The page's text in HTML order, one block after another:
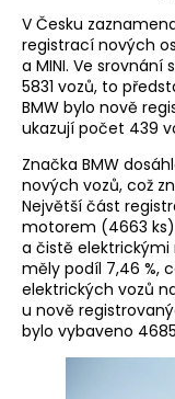
V Česku
registrací nových
a MINI. Ve
5831 vozů, to
BMW bylo nově
ukazují počet 439
Značka BMW
nových vozů, což
Největší část
motorem (4663
a čistě elektrickými
měly podíl 7,46 %,
elektrických vozů
u nově
bylo vybaveno